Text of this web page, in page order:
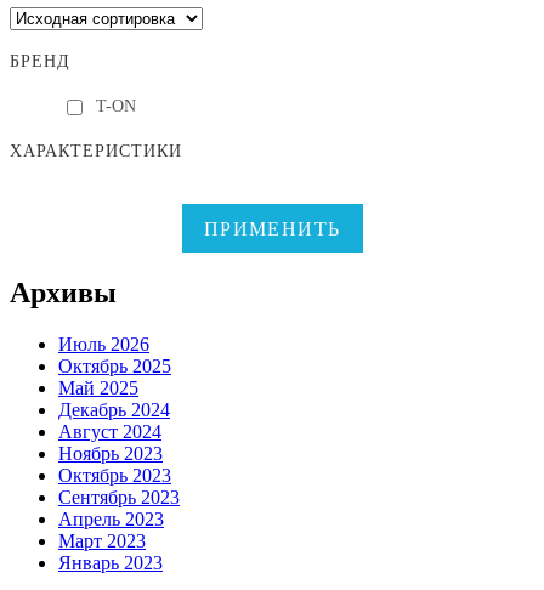
БРЕНД
T-ON
ХАРАКТЕРИСТИКИ
ПРИМЕНИТЬ
Архивы
Июль 2026
Октябрь 2025
Май 2025
Декабрь 2024
Август 2024
Ноябрь 2023
Октябрь 2023
Сентябрь 2023
Апрель 2023
Март 2023
Январь 2023